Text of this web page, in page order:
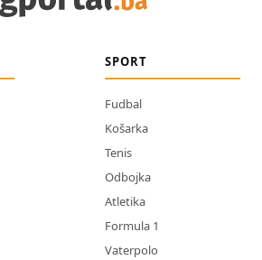
SPORT
Fudbal
Košarka
Tenis
Odbojka
Atletika
Formula 1
Vaterpolo